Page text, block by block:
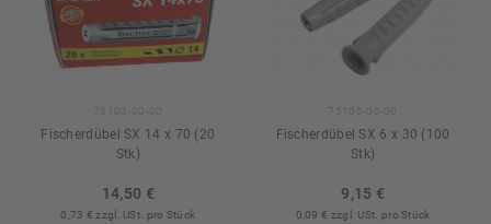
Fischerdübel SX 14 x 70 (20
Stk)
14,50 €
0,73 € zzgl. USt. pro Stück
Fischerdübel SX 6 x 30 (100
Stk)
9,15 €
0,09 € zzgl. USt. pro Stück